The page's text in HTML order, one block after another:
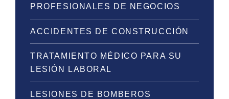
PROFESIONALES DE NEGOCIOS
ACCIDENTES DE CONSTRUCCIÓN
TRATAMIENTO MÉDICO PARA SU
LESIÓN LABORAL
LESIONES DE BOMBEROS